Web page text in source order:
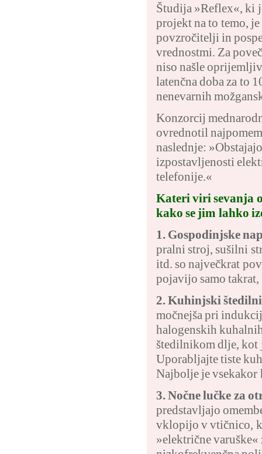
Študija »Reflex«, ki
projekt na to temo,
povzročitelji in
vrednostmi. Za
niso našle
latenčna doba za to
nenevarnih
Konzorcij
ovrednotil
naslednje:
izpostavljenosti
telefonije.«
Kateri viri sevanja
kako se jim lahko
1. Gospodinjske
pralni stroj, sušilni
itd. so največkrat
pojavijo samo
2. Kuhinjski
močnejša pri
halogenskih
štedilnikom dlje, kot
Uporabljajte tiste
Najbolje je
3. Nočne lučke za
predstavljajo
vklopijo v vtičnico,
»električne